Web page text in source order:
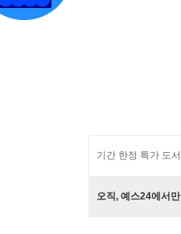
기간 한정 특가 도서
오직, 예스24에서만